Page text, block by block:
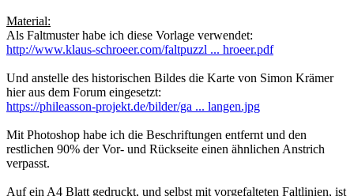
Material:
Als Faltmuster habe ich diese Vorlage verwendet:
http://www.klaus-schroeer.com/faltpuzzl ... hroeer.pdf
Und anstelle des historischen Bildes die Karte von Simon Krämer
hier aus dem Forum eingesetzt:
https://phileasson-projekt.de/bilder/ga ... langen.jpg
Mit Photoshop habe ich die Beschriftungen entfernt und den
restlichen 90% der Vor- und Rückseite einen ähnlichen Anstrich
verpasst.
Auf ein A4 Blatt gedruckt, und selbst mit vorgefalteten Faltlinien, ist